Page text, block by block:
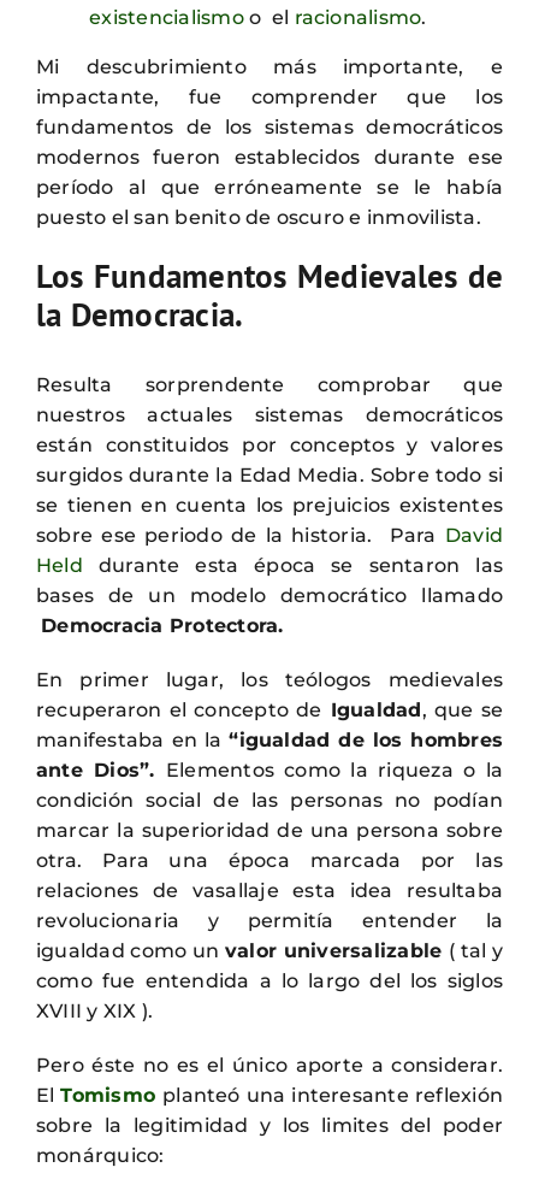
existencialismoo el racionalismo.
Mi descubrimiento más importante, e
impactante, fue comprender que los
fundamentos de los sistemas democráticos
modernos fueron establecidos durante ese
período al que erróneamente se le había
puesto el san benito de oscuro e inmovilista.
Los Fundamentos Medievales de
la Democracia.
Resulta sorprendente comprobar que
nuestros actuales sistemas democráticos
están constituidos por conceptos y valores
surgidos durante la Edad Media. Sobre todo si
se tienen en cuenta los prejuicios existentes
sobre ese periodo de la historia. Para David
Held durante esta época se sentaron las
bases de un modelo democrático llamado
Democracia Protectora.
En primer lugar, los teólogos medievales
recuperaron el concepto de Igualdad, que se
manifestaba en la“igualdad de los hombres
ante Dios”. Elementos como la riqueza o la
condición social de las personas no podían
marcar la superioridad de una persona sobre
otra. Para una época marcada por las
relaciones de vasallaje esta idea resultaba
revolucionaria y permitía entender la
igualdad como un valor universalizable ( tal y
como fue entendida a lo largo del los siglos
XVIII y XIX ).
Pero éste no es el único aporte a considerar.
ElTomismo planteó una interesante reflexión
sobre la legitimidad y los limites del poder
monárquico: